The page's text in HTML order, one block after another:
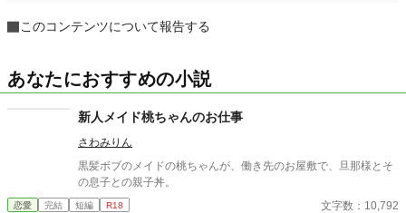
このコンテンツについて報告する
あなたにおすすめの小説
新人メイド桃ちゃんのお仕事
さわみりん
黒髪ボブのメイドの桃ちゃんが、働き先のお屋敷で、旦那様とそ
の息子との親子丼。
恋愛 完結 短編 R18 文字数：10,792